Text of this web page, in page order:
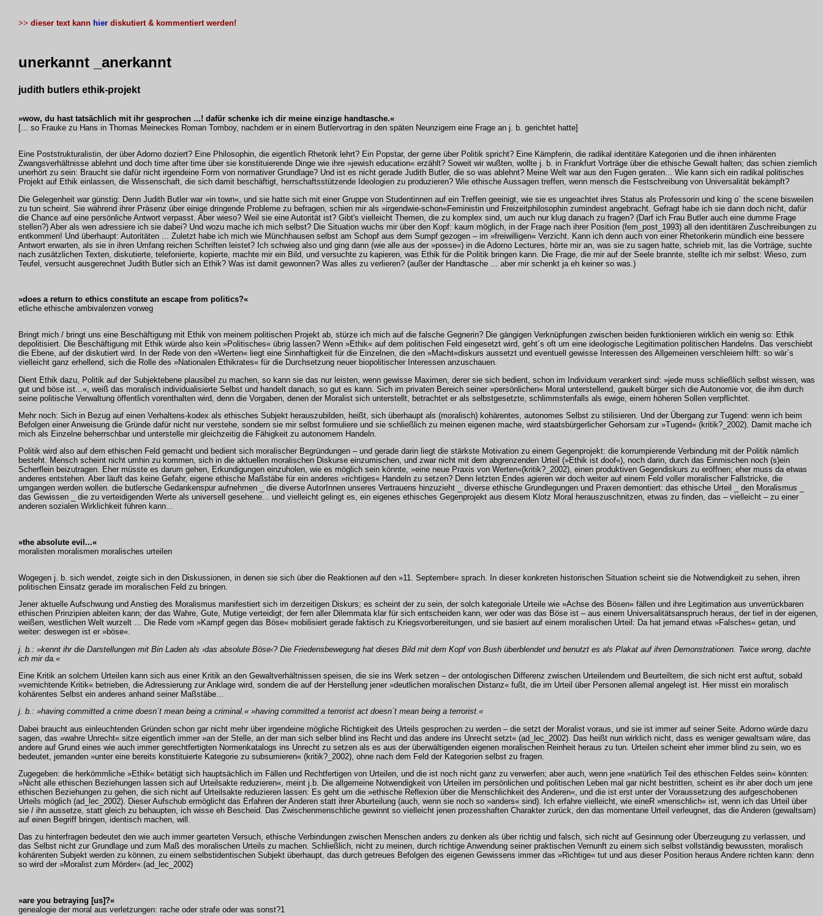
>> dieser text kann hier diskutiert & kommentiert werden!
unerkannt _anerkannt
judith butlers ethik-projekt
»wow, du hast tatsächlich mit ihr gesprochen ...! dafür schenke ich dir meine einzige handtasche.«
[... so Frauke zu Hans in Thomas Meineckes Roman Tomboy, nachdem er in einem Butlervortrag in den späten Neunzigern eine Frage an j. b. gerichtet hatte]
Eine Poststrukturalistin, der über Adorno doziert? Eine Philosophin, die eigentlich Rhetorik lehrt? Ein Popstar, der gerne über Politik spricht? Eine Kämpferin, die radikal identitäre Kategorien und die ihnen inhärenten
Zwangsverhältnisse ablehnt und doch time after time über sie konstituierende Dinge wie ihre »jewish education« erzählt? Soweit wir wußten, wollte j. b. in Frankfurt Vorträge über die ethische Gewalt halten; das schien ziemlich
unerhört zu sein: Braucht sie dafür nicht irgendeine Form von normativer Grundlage? Und ist es nicht gerade Judith Butler, die so was ablehnt? Meine Welt war aus den Fugen geraten... Wie kann sich ein radikal politisches
Projekt auf Ethik einlassen, die Wissenschaft, die sich damit beschäftigt, herrschaftsstützende Ideologien zu produzieren? Wie ethische Aussagen treffen, wenn mensch die Festschreibung von Universalität bekämpft?
Die Gelegenheit war günstig: Denn Judith Butler war »in town«, und sie hatte sich mit einer Gruppe von Studentinnen auf ein Treffen geeinigt, wie sie es ungeachtet ihres Status als Professorin und king o´ the scene bisweilen
zu tun scheint. Sie während ihrer Präsenz über einige dringende Probleme zu befragen, schien mir als »irgendwie-schon«Feministin und Freizeitphilosophin zumindest angebracht. Gefragt habe ich sie dann doch nicht, dafür
die Chance auf eine persönliche Antwort verpasst. Aber wieso? Weil sie eine Autorität ist? Gibt's vielleicht Themen, die zu komplex sind, um auch nur klug danach zu fragen? (Darf ich Frau Butler auch eine dumme Frage
stellen?) Aber als wen adressiere ich sie dabei? Und wozu mache ich mich selbst? Die Situation wuchs mir über den Kopf: kaum möglich, in der Frage nach ihrer Position (fem_post_1993) all den identitären Zuschreibungen zu
entkommen! Und überhaupt: Autoritäten ... Zuletzt habe ich mich wie Münchhausen selbst am Schopf aus dem Sumpf gezogen – im »freiwilligen« Verzicht. Kann ich denn auch von einer Rhetorikerin mündlich eine bessere
Antwort erwarten, als sie in ihren Umfang reichen Schriften leistet? Ich schwieg also und ging dann (wie alle aus der »posse«) in die Adorno Lectures, hörte mir an, was sie zu sagen hatte, schrieb mit, las die Vorträge, suchte
nach zusätzlichen Texten, diskutierte, telefonierte, kopierte, machte mir ein Bild, und versuchte zu kapieren, was Ethik für die Politik bringen kann. Die Frage, die mir auf der Seele brannte, stellte ich mir selbst: Wieso, zum
Teufel, versucht ausgerechnet Judith Butler sich an Ethik? Was ist damit gewonnen? Was alles zu verlieren? (außer der Handtasche ... aber mir schenkt ja eh keiner so was.)
»does a return to ethics constitute an escape from politics?«
etliche ethische ambivalenzen vorweg
Bringt mich / bringt uns eine Beschäftigung mit Ethik von meinem politischen Projekt ab, stürze ich mich auf die falsche Gegnerin? Die gängigen Verknüpfungen zwischen beiden funktionieren wirklich ein wenig so: Ethik
depolitisiert. Die Beschäftigung mit Ethik würde also kein »Politisches« übrig lassen? Wenn »Ethik« auf dem politischen Feld eingesetzt wird, geht´s oft um eine ideologische Legitimation politischen Handelns. Das verschiebt
die Ebene, auf der diskutiert wird. In der Rede von den »Werten« liegt eine Sinnhaftigkeit für die Einzelnen, die den »Macht«diskurs aussetzt und eventuell gewisse Interessen des Allgemeinen verschleiern hilft: so wär´s
vielleicht ganz erhellend, sich die Rolle des »Nationalen Ethikrates« für die Durchsetzung neuer biopolitischer Interessen anzuschauen.
Dient Ethik dazu, Politik auf der Subjektebene plausibel zu machen, so kann sie das nur leisten, wenn gewisse Maximen, derer sie sich bedient, schon im Individuum verankert sind: »jede muss schließlich selbst wissen, was
gut und böse ist...«, weiß das moralisch individualisierte Selbst und handelt danach, so gut es kann. Sich im privaten Bereich seiner »persönlichen« Moral unterstellend, gaukelt bürger sich die Autonomie vor, die ihm durch
seine politische Verwaltung öffentlich vorenthalten wird, denn die Vorgaben, denen der Moralist sich unterstellt, betrachtet er als selbstgesetzte, schlimmstenfalls als ewige, einem höheren Sollen verpflichtet.
Mehr noch: Sich in Bezug auf einen Verhaltens-kodex als ethisches Subjekt herauszubilden, heißt, sich überhaupt als (moralisch) kohärentes, autonomes Selbst zu stilisieren. Und der Übergang zur Tugend: wenn ich beim
Befolgen einer Anweisung die Gründe dafür nicht nur verstehe, sondern sie mir selbst formuliere und sie schließlich zu meinen eigenen mache, wird staatsbürgerlicher Gehorsam zur »Tugend« (kritik?_2002). Damit mache ich
mich als Einzelne beherrschbar und unterstelle mir gleichzeitig die Fähigkeit zu autonomem Handeln.
Politik wird also auf dem ethischen Feld gemacht und bedient sich moralischer Begründungen – und gerade darin liegt die stärkste Motivation zu einem Gegenprojekt: die korrumpierende Verbindung mit der Politik nämlich
besteht. Mensch scheint nicht umhin zu kommen, sich in die aktuellen moralischen Diskurse einzumischen, und zwar nicht mit dem abgrenzenden Urteil (»Ethik ist doof«), noch darin, durch das Einmischen noch (s)ein
Scherflein beizutragen. Eher müsste es darum gehen, Erkundigungen einzuholen, wie es möglich sein könnte, »eine neue Praxis von Werten«(kritik?_2002), einen produktiven Gegendiskurs zu eröffnen; eher muss da etwas
anderes entstehen. Aber läuft das keine Gefahr, eigene ethische Maßstäbe für ein anderes »richtiges« Handeln zu setzen? Denn letzten Endes agieren wir doch weiter auf einem Feld voller moralischer Fallstricke, die
umgangen werden wollen. die butlersche Gedankenspur aufnehmen _ die diverse AutorInnen unseres Vertrauens hinzuzieht _ diverse ethische Grundlegungen und Praxen demontiert: das ethische Urteil _ den Moralismus _
das Gewissen _ die zu verteidigenden Werte als universell gesehene... und vielleicht gelingt es, ein eigenes ethisches Gegenprojekt aus diesem Klotz Moral herauszuschnitzen, etwas zu finden, das – vielleicht – zu einer
anderen sozialen Wirklichkeit führen kann...
»the absolute evil...«
moralisten moralismen moralisches urteilen
Wogegen j. b. sich wendet, zeigte sich in den Diskussionen, in denen sie sich über die Reaktionen auf den »11. September« sprach. In dieser konkreten historischen Situation scheint sie die Notwendigkeit zu sehen, ihren
politischen Einsatz gerade im moralischen Feld zu bringen.
Jener aktuelle Aufschwung und Anstieg des Moralismus manifestiert sich im derzeitigen Diskurs; es scheint der zu sein, der solch kategoriale Urteile wie »Achse des Bösen« fällen und ihre Legitimation aus unverrückbaren
ethischen Prinzipien ableiten kann; der das Wahre, Gute, Mutige verteidigt; der fern aller Dilemmata klar für sich entscheiden kann, wer oder was das Böse ist – aus einem Universalitätsanspruch heraus, der tief in der eigenen,
weißen, westlichen Welt wurzelt ... Die Rede vom »Kampf gegen das Böse« mobilisiert gerade faktisch zu Kriegsvorbereitungen, und sie basiert auf einem moralischen Urteil: Da hat jemand etwas »Falsches« getan, und
weiter: deswegen ist er »böse«.
j. b.: »kennt ihr die Darstellungen mit Bin Laden als ›das absolute Böse‹? Die Friedensbewegung hat dieses Bild mit dem Kopf von Bush überblendet und benutzt es als Plakat auf ihren Demonstrationen. Twice wrong, dachte
ich mir da.«
Eine Kritik an solchem Urteilen kann sich aus einer Kritik an den Gewaltverhältnissen speisen, die sie ins Werk setzen – der ontologischen Differenz zwischen Urteilendem und Beurteiltem, die sich nicht erst auftut, sobald
»vernichtende Kritik« betrieben, die Adressierung zur Anklage wird, sondern die auf der Herstellung jener »deutlichen moralischen Distanz« fußt, die im Urteil über Personen allemal angelegt ist. Hier misst ein moralisch
kohärentes Selbst ein anderes anhand seiner Maßstäbe...
j. b.: »having committed a crime doesn´t mean being a criminal.« »having committed a terrorist act doesn´t mean being a terrorist.«
Dabei braucht aus einleuchtenden Gründen schon gar nicht mehr über irgendeine mögliche Richtigkeit des Urteils gesprochen zu werden – die setzt der Moralist voraus, und sie ist immer auf seiner Seite. Adorno würde dazu
sagen, das »wahre Unrecht« sitze eigentlich immer »an der Stelle, an der man sich selber blind ins Recht und das andere ins Unrecht setzt« (ad_lec_2002). Das heißt nun wirklich nicht, dass es weniger gewaltsam wäre, das
andere auf Grund eines wie auch immer gerechtfertigten Normenkatalogs ins Unrecht zu setzen als es aus der überwältigenden eigenen moralischen Reinheit heraus zu tun. Urteilen scheint eher immer blind zu sein, wo es
bedeutet, jemanden »unter eine bereits konstituierte Kategorie zu subsumieren« (kritik?_2002), ohne nach dem Feld der Kategorien selbst zu fragen.
Zugegeben: die herkömmliche »Ethik« betätigt sich hauptsächlich im Fällen und Rechtfertigen von Urteilen, und die ist noch nicht ganz zu verwerfen; aber auch, wenn jene »natürlich Teil des ethischen Feldes sein« könnten:
»Nicht alle ethischen Beziehungen lassen sich auf Urteilsakte reduzieren«, meint j.b. Die allgemeine Notwendigkeit von Urteilen im persönlichen und politischen Leben mal gar nicht bestritten, scheint es ihr aber doch um jene
ethischen Beziehungen zu gehen, die sich nicht auf Urteilsakte reduzieren lassen: Es geht um die »ethische Reflexion über die Menschlichkeit des Anderen«, und die ist erst unter der Voraussetzung des aufgeschobenen
Urteils möglich (ad_lec_2002). Dieser Aufschub ermöglicht das Erfahren der Anderen statt ihrer Aburteilung (auch, wenn sie noch so »anders« sind). Ich erfahre vielleicht, wie eineR »menschlich« ist, wenn ich das Urteil über
sie / ihn aussetze, statt gleich zu behaupten, ich wisse eh Bescheid. Das Zwischenmenschliche gewinnt so vielleicht jenen prozesshaften Charakter zurück, den das momentane Urteil verleugnet, das die Anderen (gewaltsam)
auf einen Begriff bringen, identisch machen, will.
Das zu hinterfragen bedeutet den wie auch immer gearteten Versuch, ethische Verbindungen zwischen Menschen anders zu denken als über richtig und falsch, sich nicht auf Gesinnung oder Überzeugung zu verlassen, und
das Selbst nicht zur Grundlage und zum Maß des moralischen Urteils zu machen. Schließlich, nicht zu meinen, durch richtige Anwendung seiner praktischen Vernunft zu einem sich selbst vollständig bewussten, moralisch
kohärenten Subjekt werden zu können, zu einem selbstidentischen Subjekt überhaupt, das durch getreues Befolgen des eigenen Gewissens immer das »Richtige« tut und aus dieser Position heraus Andere richten kann: denn
so wird der »Moralist zum Mörder«.(ad_lec_2002)
»are you betraying [us]?«
genealogie der moral aus verletzungen: rache oder strafe oder was sonst?1